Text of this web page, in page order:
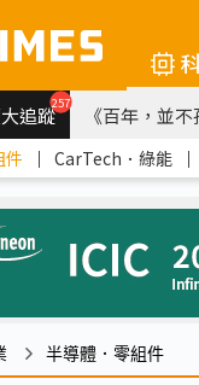
追蹤257 《百年，並
件 ｜ CarTech．綠能 ｜
半導體．零組件